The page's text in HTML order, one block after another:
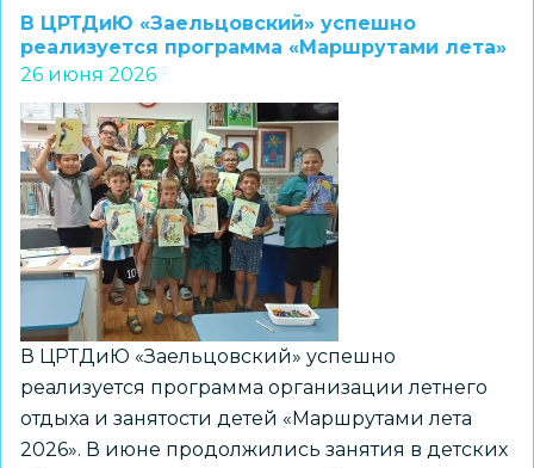
Центра
дополнительного
образования
«Алые
паруса»
стал
финалистом
Всероссийского
конкурса
В ЦРТДиЮ «Заельцовский» успешно
реализуется программа «Маршрутами лета»
26 июня 2026
В ЦРТДиЮ «Заельцовский» успешно
реализуется программа организации летнего
отдыха и занятости детей «Маршрутами лета
2026». В июне продолжились занятия в детских